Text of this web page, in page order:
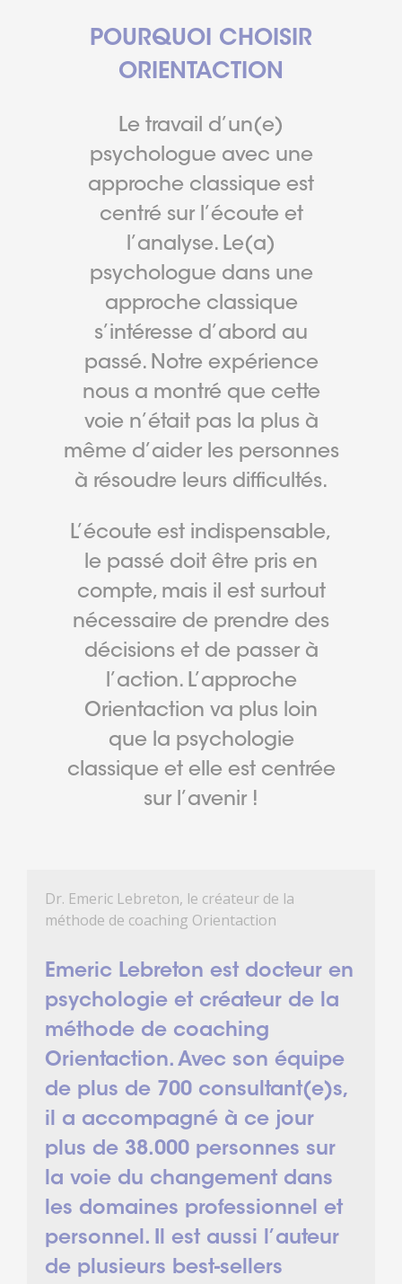
POURQUOI CHOISIR
ORIENTACTION
Le travail d’un(e)
psychologue avec une
approche classique est
centré sur l’écoute et
l’analyse. Le(a)
psychologue dans une
approche classique
s’intéresse d’abord au
passé. Notre expérience
nous a montré que cette
voie n’était pas la plus à
même d’aider les personnes
à résoudre leurs difficultés.
L’écoute est indispensable,
le passé doit être pris en
compte, mais il est surtout
nécessaire de prendre des
décisions et de passer à
l’action. L’approche
Orientaction va plus loin
que la psychologie
classique et elle est centrée
sur l’avenir !
Dr. Emeric Lebreton, le créateur de la
méthode de coaching Orientaction
Emeric Lebreton est docteur en
psychologie et créateur de la
méthode de coaching
Orientaction. Avec son équipe
de plus de 700 consultant(e)s,
il a accompagné à ce jour
plus de 38.000 personnes sur
la voie du changement dans
les domaines professionnel et
personnel. Il est aussi l’auteur
de plusieurs best-sellers